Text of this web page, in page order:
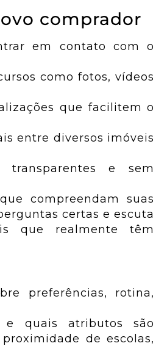
Saiba Mais
comprador
em contato com o
como fotos, vídeos
que facilitem o
entre diversos imóveis
transparentes e sem
compreendam suas
certas e escuta
que realmente têm
preferências, rotina,
e quais atributos são
de escolas,